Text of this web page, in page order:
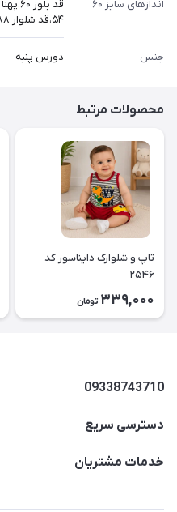
اندازهای سایز ۶۰
۵۴،قد شلوار ۸۸ سانت
جنس دورس پنبه
محصولات مرتبط
تاپ و شلوارک دایناسور کد
۲۵۴۶
339,000 تومان
09338743710
دسترسی سریع
حساب کاربری
خدمات مشتریان